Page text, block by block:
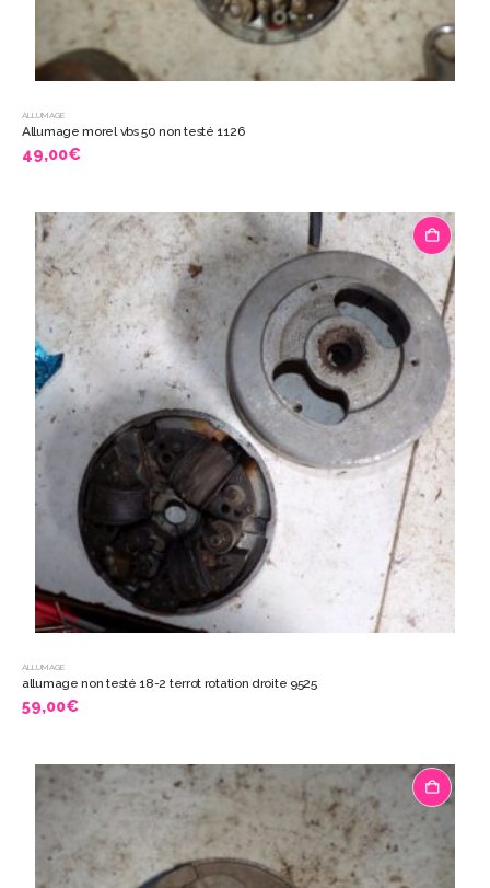
ALLUMAGE
Allumage morel vbs 50 non testé 1126
49,00€
ALLUMAGE
allumage non testé 18-2 terrot rotation droite 9525
59,00€